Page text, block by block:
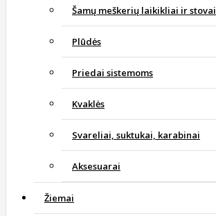
Šamų meškerių laikikliai ir stovai
Plūdės
Priedai sistemoms
Kvaklės
Svareliai, suktukai, karabinai
Aksesuarai
Žiemai